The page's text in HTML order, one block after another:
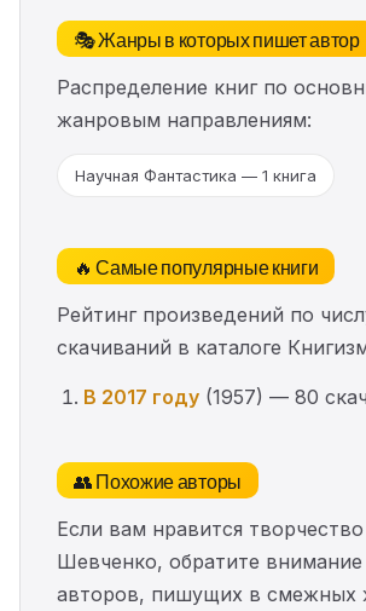
🎭 Жанры в которых пишет автор
Распределение книг по
жанровым направлениям:
Научная Фантастика — 1 книга
🔥 Самые популярные книги
Рейтинг произведений по
скачиваний в каталоге
В 2017 году (1957) — 80
👥 Похожие авторы
Если вам нравится
Шевченко, обратите внимание
авторов, пишущих в смежных